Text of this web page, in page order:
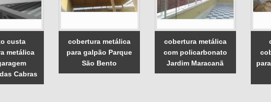
custa
metálica
Cabras
cobertura metálica
para galpão Parque
São Bento
cobertura metálica
com policarbonato
Jardim Maracanã